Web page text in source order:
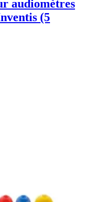
audiomètres
(5